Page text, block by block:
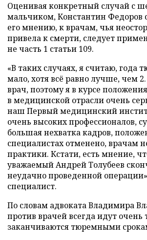
Оценивая конкретный случай с
мальчиком, Константин Федоров
его мнению, к врачам, чья
привела к смерти, следует
не часть 1 статьи 109.
«В таких случаях, я считаю, года
мало, хотя всё равно лучше, чем
врач, поэтому я в курсе
в медицинской отрасли очень
наш Первый медицинский
очень высоких профессионалов,
большая нехватка кадров,
специалистах отменено, врачам
практики. Кстати, есть мнение,
уважаемый Андрей Толубеев
неудачно проведенной
специалист.
По словам адвоката Владимира
против врачей всегда идут очень
заканчиваются тюремными